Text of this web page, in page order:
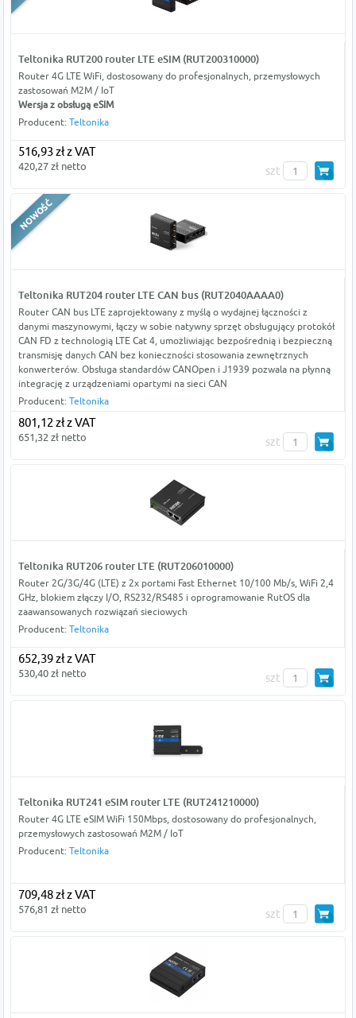
Teltonika RUT200 router LTE eSIM (RUT200310000)
Router 4G LTE WiFi, dostosowany do profesjonalnych, przemysłowych
zastosowań M2M / IoT
Wersja z obsługą eSIM
Producent: Teltonika
516,93 zł z VAT
420,27 zł netto szt
Teltonika RUT204 router LTE CAN bus (RUT2040AAAA0)
Router CAN bus LTE zaprojektowany z myślą o wydajnej łączności z
danymi maszynowymi, łączy w sobie natywny sprzęt obsługujący protokół
CAN FD z technologią LTE Cat 4, umożliwiając bezpośrednią i bezpieczną
transmisję danych CAN bez konieczności stosowania zewnętrznych
konwerterów. Obsługa standardów CANOpen i J1939 pozwala na płynną
integrację z urządzeniami opartymi na sieci CAN
Producent: Teltonika
801,12 zł z VAT
651,32 zł netto szt
Teltonika RUT206 router LTE (RUT206010000)
Router 2G/3G/4G (LTE) z 2x portami Fast Ethernet 10/100 Mb/s, WiFi 2,4
GHz, blokiem złączy I/O, RS232/RS485 i oprogramowanie RutOS dla
zaawansowanych rozwiązań sieciowych
Producent: Teltonika
652,39 zł z VAT
530,40 zł netto szt
Teltonika RUT241 eSIM router LTE (RUT241210000)
Router 4G LTE eSIM WiFi 150Mbps, dostosowany do profesjonalnych,
przemysłowych zastosowań M2M / IoT
Producent: Teltonika
709,48 zł z VAT
576,81 zł netto szt